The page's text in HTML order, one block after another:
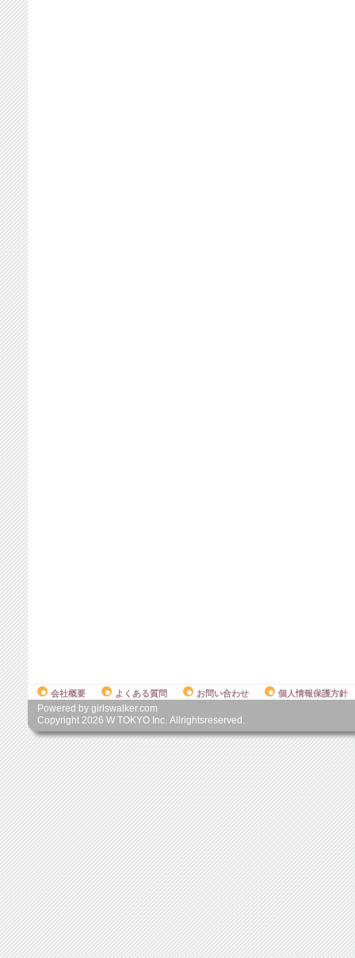
会社概要 よくある質問 お問い合わせ 個人情報保護方針
Powered by girlswalker.com
Copyright 2026 W TOKYO Inc. Allrightsreserved.